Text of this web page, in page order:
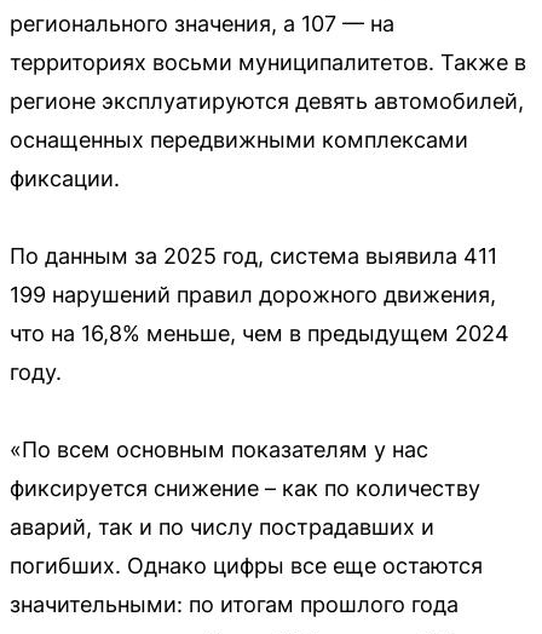
регионального значения, а 107 — на
территориях восьми муниципалитетов. Также в
регионе эксплуатируются девять автомобилей,
оснащенных передвижными комплексами
фиксации.
По данным за 2025 год, система выявила 411
199 нарушений правил дорожного движения,
что на 16,8% меньше, чем в предыдущем 2024
году.
«По всем основным показателям у нас
фиксируется снижение – как по количеству
аварий, так и по числу пострадавших и
погибших. Однако цифры все еще остаются
значительными: по итогам прошлого года